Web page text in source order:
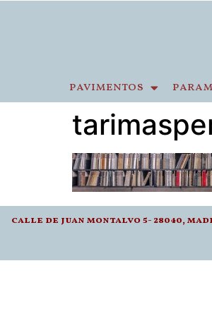
pavimentos
calle de juan montalvo 5- 28040,